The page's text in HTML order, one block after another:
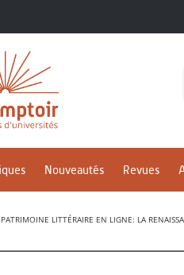
Nouveautés Revues
PATRIMOINE LITTÉRAIRE EN LIGNE: LA